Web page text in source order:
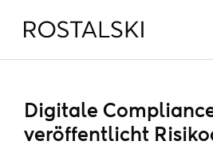
Digitale
veröffentlicht